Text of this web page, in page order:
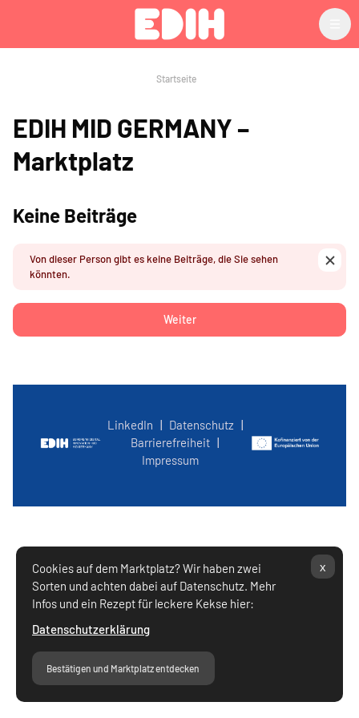
Cookies auf dem Marktplatz? Wir haben zwei
Sorten und achten dabei auf Datenschutz. Mehr
Infos und ein Rezept für leckere Kekse hier:
Datenschutzerklärung
Bestätigen und Marktplatz entdecken
x
Startseite
EDIH MID GERMANY –
Marktplatz
Keine Beiträge
Von dieser Person gibt es keine Beiträge, die Sie sehen
könnten.
Weiter
LinkedIn | Datenschutz |
Barrierefreiheit |
Impressum